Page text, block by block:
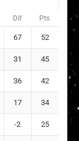
Dif Pts
67 52
31 45
36 42
17 34
-2 25